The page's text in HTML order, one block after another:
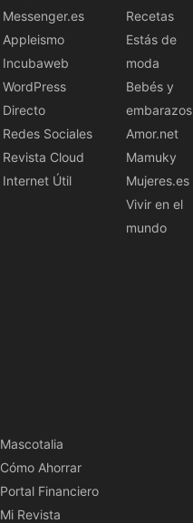
Messenger.es
Appleismo
Incubaweb
WordPress
Directo
Redes Sociales
Revista Cloud
Internet Útil
Recetas
Estás de
moda
Bebés y
embarazos
Amor.net
Mamuky
Mujeres.es
Vivir en el
mundo
Mascotalia
Cómo Ahorrar
Portal Financiero
Mi Revista